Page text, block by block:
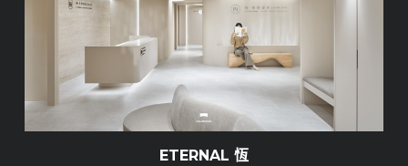
ETERNAL 恆